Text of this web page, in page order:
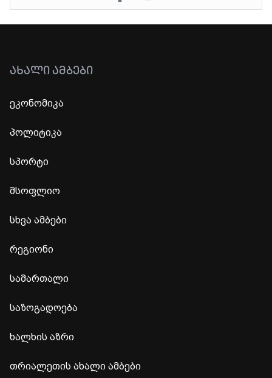
ᲐᲮᲐᲚᲘ ᲐᲛᲑᲔᲑᲘ
ეკონომიკა
პოლიტიკა
სპორტი
მსოფლიო
სხვა ამბები
რეგიონი
სამართალი
საზოგადოება
ხალხის აზრი
თრიალეთის ახალი ამბები